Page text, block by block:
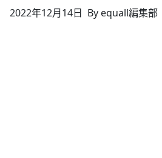
2022年12月14日 By equall編集部